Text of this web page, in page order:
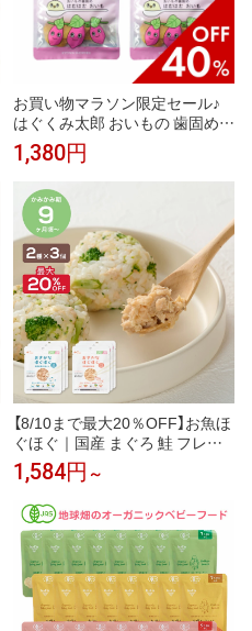
お買い物マラソン限定セール♪
はぐくみ太郎 おいもの 歯固め
おやつ はむはむおいも 3個セッ
ト 離乳食 ベビーフード かんこ
ろ おしゃぶり 9ヶ月ー スリー セ
ット
1,380円
【8/10まで最大20％OFF】お魚ほ
ぐほぐ｜国産 まぐろ 鮭 フレー
ク 離乳食 ベビーフード 骨取り
手間なし ほぐし身 パウチ 常温
保存 塩抜き・油抜き不要 選べる
6パウチ・3パウチ
1,584円 ～